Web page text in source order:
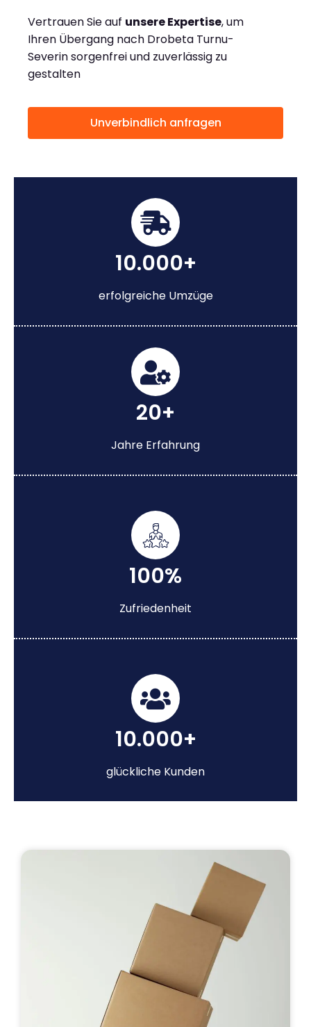
Vertrauen Sie auf unsere Expertise, um
Ihren Übergang nach Drobeta Turnu-
Severin sorgenfrei und zuverlässig zu
gestalten
Unverbindlich anfragen
10.000+
erfolgreiche Umzüge
20+
Jahre Erfahrung
100%
Zufriedenheit
10.000+
glückliche Kunden